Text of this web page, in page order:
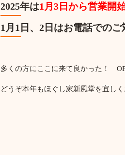
2025年は1月3日から営業開
1月1日、2日はお電話での
多くの方にここに来て良かった！
どうぞ本年もほぐし家新風堂を宜しく
ほぐし家